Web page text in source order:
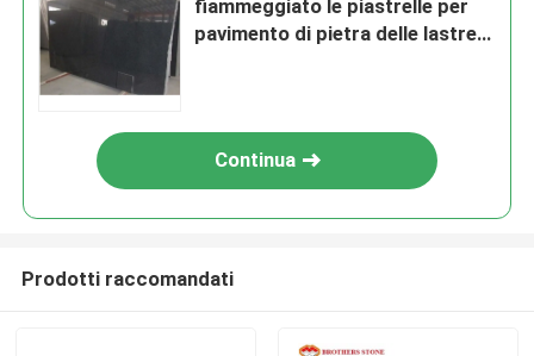
fiammeggiato le piastrelle per
pavimento di pietra delle lastre
Continua
Prodotti raccomandati